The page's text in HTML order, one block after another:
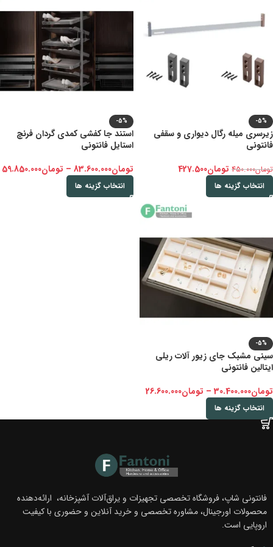
-5%
زیرسری میله رگال دیواری و سقفی
فانتونی
تومان450.000 تومان427.500
انتخاب گزینه ها
-5%
استند جا کفشی کمدی گردان فرنچ
استایل فانتونی
تومان83.600.000
– تومان59.850.000
انتخاب گزینه ها
-5%
سینی مشبک جای زیور آلات ریلی
ایتالین فانتونی
تومان30.400.000
– تومان26.600.000
انتخاب گزینه ها
فانتونی شاپ، فروشگاه تخصصی تجهیزات و یراق‌آلات آشپزخانه، ارائه‌دهنده
محصولات اورجینال، مشاوره تخصصی و خرید آنلاین و حضوری با کیفیت
اروپایی است.